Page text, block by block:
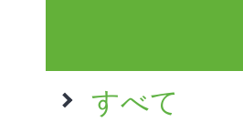
すべて